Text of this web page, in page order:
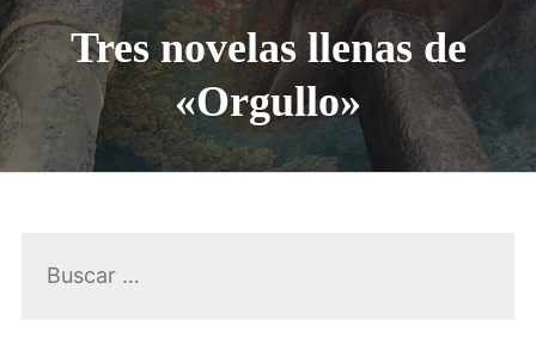
DE
Tres novelas llenas de
«Orgullo»